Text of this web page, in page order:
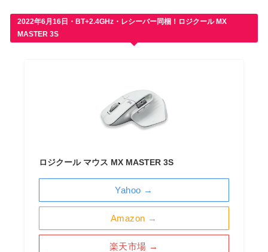
2022年6月16日・BT+2.4GHz・レシーバー同梱！ロジクール MX
MASTER 3S
ロジクール マウス MX MASTER 3S
Amazon →
楽天市場 →
Yahoo →